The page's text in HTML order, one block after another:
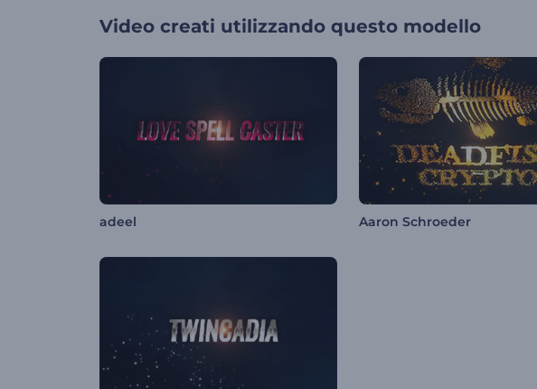
Video creati utilizzando questo modello
adeel Aaron Schroeder